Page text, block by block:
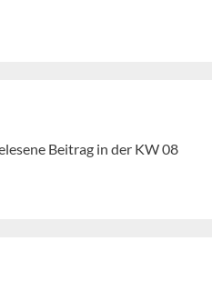
Beitrag in der KW 08